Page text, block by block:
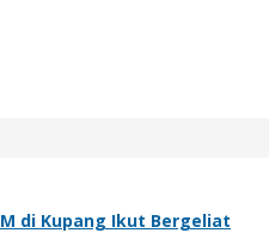
di Kupang Ikut Bergeliat